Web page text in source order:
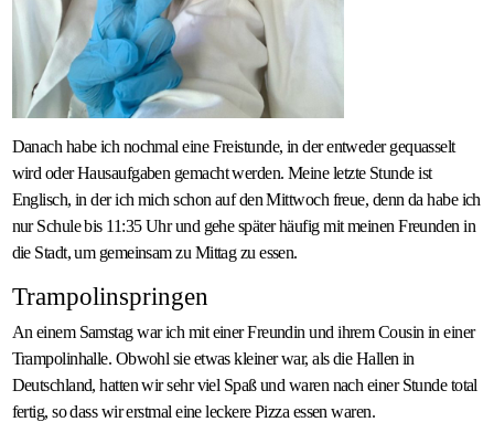
Danach habe ich nochmal eine Freistunde, in der entweder gequasselt
wird oder Hausaufgaben gemacht werden. Meine letzte Stunde ist
Englisch, in der ich mich schon auf den Mittwoch freue, denn da habe ich
nur Schule bis 11:35 Uhr und gehe später häufig mit meinen Freunden in
die Stadt, um gemeinsam zu Mittag zu essen.
Trampolinspringen
An einem Samstag war ich mit einer Freundin und ihrem Cousin in einer
Trampolinhalle. Obwohl sie etwas kleiner war, als die Hallen in
Deutschland, hatten wir sehr viel Spaß und waren nach einer Stunde total
fertig, so dass wir erstmal eine leckere Pizza essen waren.